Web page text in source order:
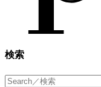
検索